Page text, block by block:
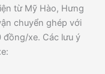
từ Mỹ Hào, Hưng
chuyển ghép với
đồng/xe. Các lưu ý